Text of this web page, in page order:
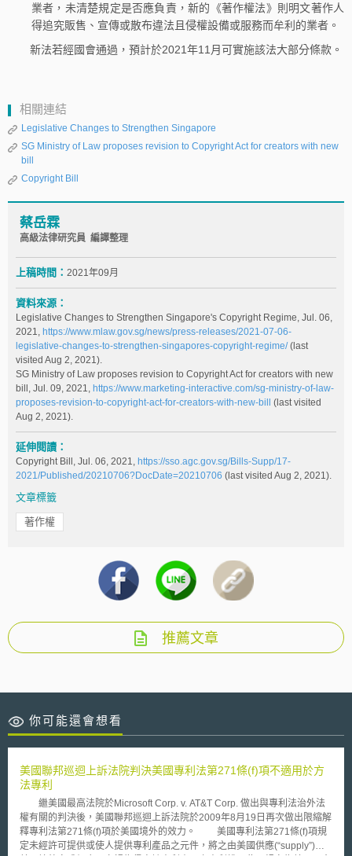
業者，未清楚規定是否應負責，新的《著作權法》則明文著作人
得追究販售、宣傳或散布違法且侵權設備或服務而牟利的業者。
新法若經國會通過，預計於2021年11月可實施該法大部分條款。
相關連結
Legislative Changes to Strengthen Singapore
SG Ministry of Law proposes revision to Copyright Act for creators with new
bill
Copyright Bill
蔡岳霖
高級法律研究員 編譯整理
上稿時間： 2021年09月
資料來源：
Legislative Changes to Strengthen Singapore's Copyright Regime, Jul. 06,
2021, https://www.mlaw.gov.sg/news/press-releases/2021-07-06-
legislative-changes-to-strengthen-singapores-copyright-regime/(last
visited Aug 2, 2021).
SG Ministry of Law proposes revision to Copyright Act for creators with new
bill, Jul. 09, 2021, https://www.marketing-interactive.com/sg-ministry-of-law-
proposes-revision-to-copyright-act-for-creators-with-new-bill
(last visited
Aug 2, 2021).
延伸閱讀：
Copyright Bill, Jul. 06, 2021, https://sso.agc.gov.sg/Bills-Supp/17-
2021/Published/20210706?DocDate=20210706 (last visited Aug 2, 2021).
文章標籤
著作權
推薦文章
你可能還會想看
美國聯邦巡迴上訴法院判決美國專利法第271條(f)項不適用於方
法專利
繼美國最高法院於Microsoft Corp. v. AT&T Corp. 做出與專利法治外法
權有關的判決後，美國聯邦巡迴上訴法院於2009年8月19日再次做出限縮解
釋專利法第271條(f)項於美國境外的效力。 美國專利法第271條(f)項規
定未經許可提供或使人提供專利產品之元件，將之由美國供應(“supply”)至